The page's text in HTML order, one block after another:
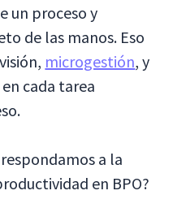
un proceso y
de las manos. Eso
microgestión, y
cada tarea
a la
en BPO?